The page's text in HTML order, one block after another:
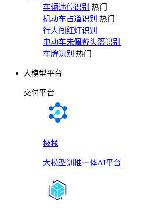
车辆违停识别 热门
机动车占道识别 热门
行人闯红灯识别
电动车未佩戴头盔识别
车牌识别 热门
大模型平台
交付平台
极栈
大模型训推一体AI平台